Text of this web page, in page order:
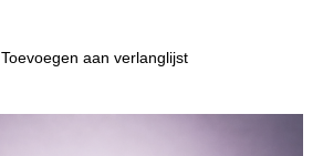
Toevoegen aan verlanglijst